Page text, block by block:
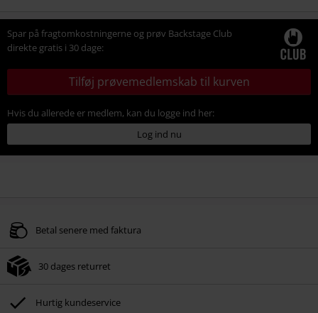
Spar på fragtomkostningerne og prøv Backstage Club
direkte gratis i 30 dage:
Tilføj prøvemedlemskab til kurven
Hvis du allerede er medlem, kan du logge ind her:
Log ind nu
Betal senere med faktura
30 dages returret
Hurtig kundeservice